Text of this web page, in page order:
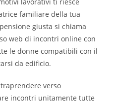
familiare della tua
giusta si chiama
web di incontri online con
le donne compatibili con il
da edificio.
verso
incontri unitamente tutte